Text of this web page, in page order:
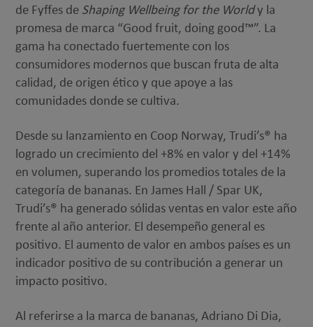
de Fyffes de Shaping Wellbeing for the Worldy la
promesa de marca “Good fruit, doing good™”. La
gama ha conectado fuertemente con los
consumidores modernos que buscan fruta de alta
calidad, de origen ético y que apoye a las
comunidades donde se cultiva.
Desde su lanzamiento en Coop Norway, Trudi’s® ha
logrado un crecimiento del +8% en valor y del +14%
en volumen, superando los promedios totales de la
categoría de bananas. En James Hall / Spar UK,
Trudi’s® ha generado sólidas ventas en valor este año
frente al año anterior. El desempeño general es
positivo. El aumento de valor en ambos países es un
indicador positivo de su contribución a generar un
impacto positivo.
Al referirse a la marca de bananas, Adriano Di Dia,